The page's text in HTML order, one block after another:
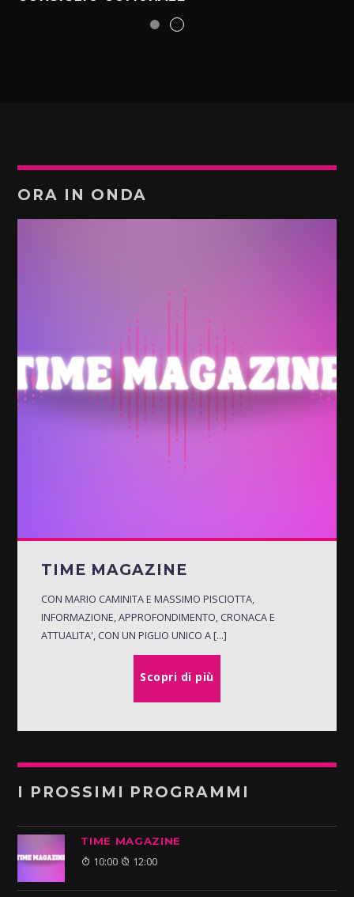
ORA IN ONDA
TIME MAGAZINE
CON MARIO CAMINITA E MASSIMO PISCIOTTA,
INFORMAZIONE, APPROFONDIMENTO, CRONACA E
ATTUALITA', CON UN PIGLIO UNICO A [...]
Scopri di più
I PROSSIMI PROGRAMMI
TIME MAGAZINE
10:00 12:00